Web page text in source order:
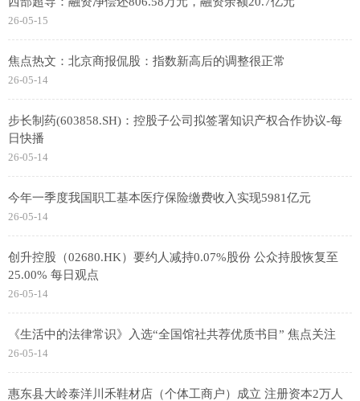
26-05-15
焦点热文：北京商报侃股：指数新高后的调整很正常
26-05-14
步长制药(603858.SH)：控股子公司拟签署知识产权合作协议-每
日快播
26-05-14
今年一季度我国职工基本医疗保险缴费收入实现5981亿元
26-05-14
创升控股（02680.HK）要约人减持0.07%股份 公众持股恢复至
25.00% 每日观点
26-05-14
《生活中的法律常识》入选“全国馆社共荐优质书目” 焦点关注
26-05-14
惠东县大岭泰洋川禾鞋材店（个体工商户）成立 注册资本2万人